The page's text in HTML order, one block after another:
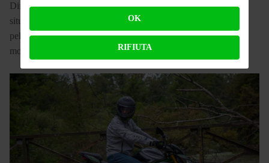
Difficile dare un giudizio sulla durata, questo dipende dalle
situazioni di utilizzo, dalle condizioni meteo e dallo stato della
pellicola stessa, ma crediamo che una normale stagione
motociclistica possa essere una durata adeguata.
OK
RIFIUTA